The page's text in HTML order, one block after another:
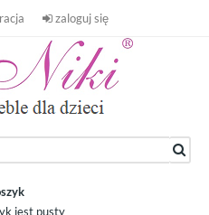
zaloguj się
jest pusty